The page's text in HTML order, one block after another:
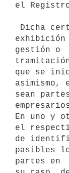
el
gestión o
que se
asimismo,
sean
En uno y
el
de
pasibles
partes en